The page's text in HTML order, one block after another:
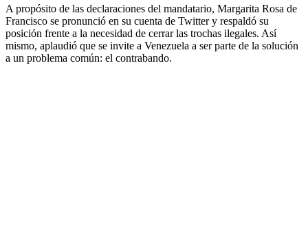
A propósito de las declaraciones del mandatario, Margarita Rosa de
Francisco se pronunció en su cuenta de Twitter y respaldó su
posición frente a la necesidad de cerrar las trochas ilegales. Así
mismo, aplaudió que se invite a Venezuela a ser parte de la solución
a un problema común: el contrabando.